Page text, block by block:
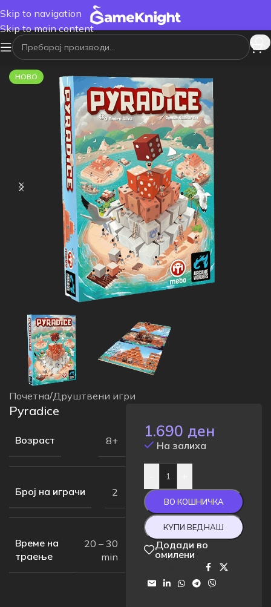
Skip to navigation
Skip to main content
НОВО
Почетна/Друштвени игри
Pyradice
Возраст 8+
Број на играчи 2
Време на
траење
20 – 30
min
1.690 ден
На залиха
ВО КОШНИЧКА
КУПИ ВЕДНАШ
Додади во
омилени